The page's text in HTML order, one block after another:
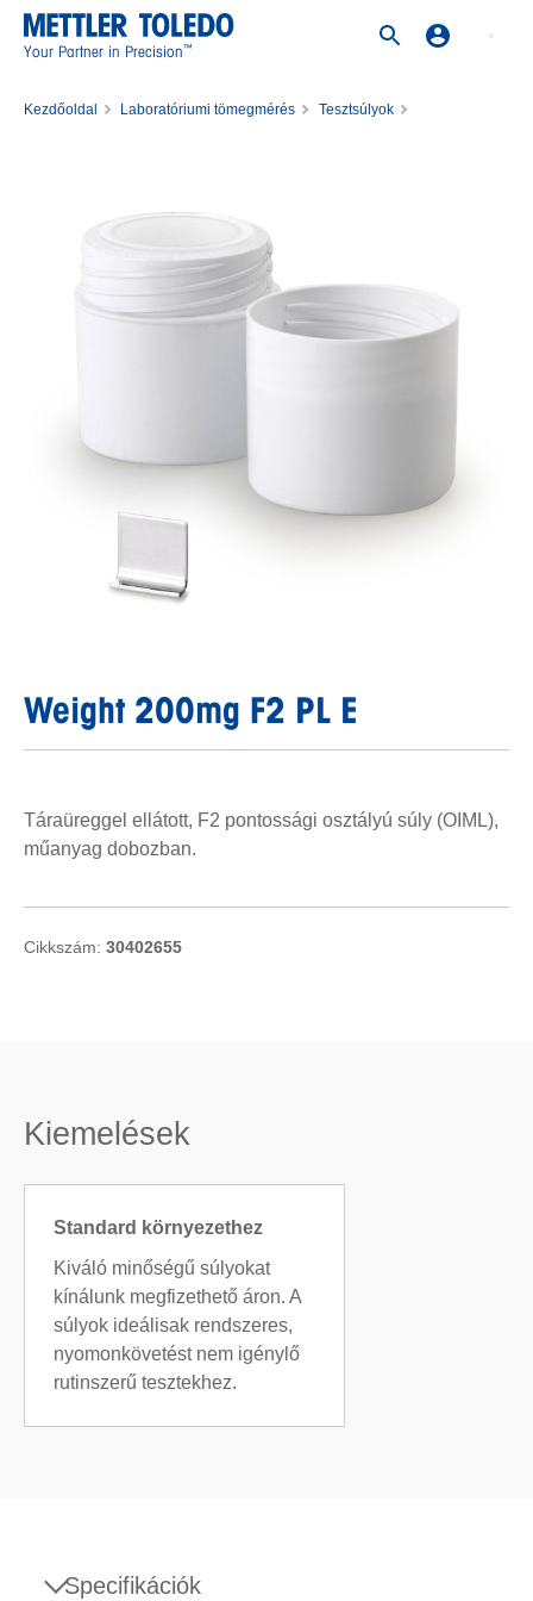
Your Partner in Precision™
Kezdőoldal Laboratóriumi tömegmérés
Tesztsúlyok
Weight 200mg F2 PL E
Táraüreggel ellátott, F2 pontossági osztályú súly (OIML),
műanyag dobozban.
Cikkszám: 30402655
Kiemelések
Standard környezethez
Kiváló minőségű súlyokat
kínálunk megfizethető áron. A
súlyok ideálisak rendszeres,
nyomonkövetést nem igénylő
rutinszerű tesztekhez.
Specifikációk